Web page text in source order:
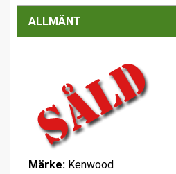
ALLMÄNT
Märke: Kenwood